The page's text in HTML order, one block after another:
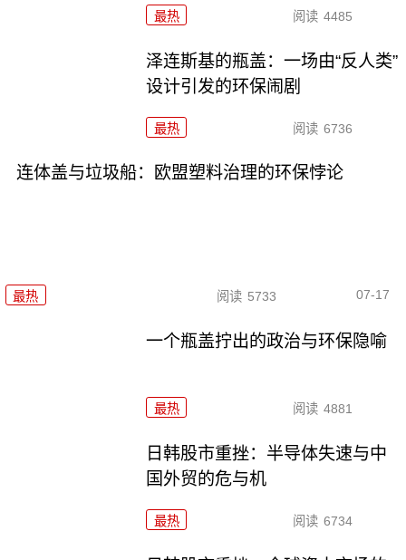
最热 阅读 4485
泽连斯基的瓶盖：一场由“反人类”
设计引发的环保闹剧
最热 阅读 6736
连体盖与垃圾船：欧盟塑料治理的环保悖论
最热 阅读 5733 07-17
一个瓶盖拧出的政治与环保隐喻
最热 阅读 4881
日韩股市重挫：半导体失速与中
国外贸的危与机
最热 阅读 6734